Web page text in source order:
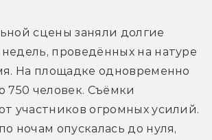
сцены заняли долгие
проведённых на натуре
На площадке одновременно
750 человек. Съёмки
участников огромных усилий.
ночам опускалась до нуля,